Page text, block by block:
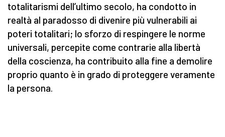
totalitarismi dell’ultimo secolo, ha condotto in
realtà al paradosso di divenire più vulnerabili ai
poteri totalitari; lo sforzo di respingere le norme
universali, percepite come contrarie alla libertà
della coscienza, ha contribuito alla fine a demolire
proprio quanto è in grado di proteggere veramente
la persona.